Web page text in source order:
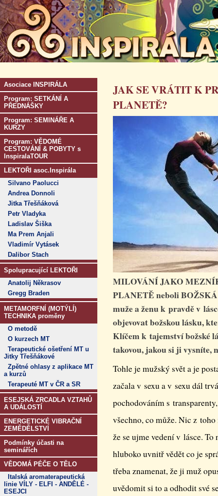
Asociace INSPIRÁLA
Program: SETKÁNÍ A
PŘEDNÁŠKY
Program: SEMINÁŘE A
KURZY
Program: VĚDOMÉ
CESTOVÁNÍ & POBYTY s
InspiralaTOUR
LEKTOŘI asoc.Inspirála
Silvano Paolucci
Andrea Donnoli
Jitka Třešňáková
Petr Vladyka
Ladislav Šiška
Ma Prem Anjali
Vladimír Vytásek
Dalibor Stach
Spolupracující LEKTOŘI
Anatolij Někrasov
Gregg Braden
METAMORFNÍ (MOTÝLÍ)
TECHNIKA proměny
O metodě
O kurzech MT
Terapeutické ošetření MT u
Jitky Třešňákové
Zpětné ohlasy z aplikace MT
a kurzů
Terapeuté MT v ČR a SR
ESEJSKÁ ZRCADLA VZTAHŮ
A UDÁLOSTÍ
ENERGETICKÉ VIBRAČNÍ
ZEMĚDĚLSTVÍ
Podmínky účasti na
seminářích
VĚDOMÁ PÉČE O TĚLO
Italská aromaterapeutická
linie VÍLY - ELFI - ANDĚLÉ -
ESEJCI
JAK SE VRÁTIT K
PLANETĚ?
MILOVÁNÍ JAKO
PLANETĚ neboli
muže a ženu k pravdě v
objevovat božskou lásku,
Klíčem k tajemství božské
takovou, jakou si ji vysníte,
Tohle je mužský svět a je
začala v sexu a v sexu dál
pochodováním s
všechno, co může. Nic z
že se ujme vedení v lásce. To
hluboko uvnitř vědět co je
třeba znamenat, že ji muž
uvědomit si to a odhodit své